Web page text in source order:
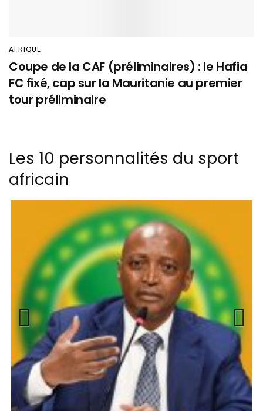
AFRIQUE
Coupe de la CAF (préliminaires) : le Hafia
FC fixé, cap sur la Mauritanie au premier
tour préliminaire
Les 10 personnalités du sport
africain
Previous Next